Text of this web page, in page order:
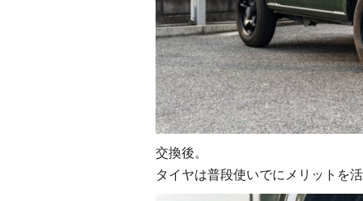
交換後。
タイヤは普段使いでにメリットを